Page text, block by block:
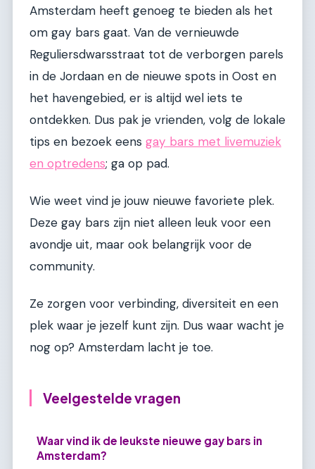
Amsterdam heeft genoeg te bieden als het
om gay bars gaat. Van de vernieuwde
Reguliersdwarsstraat tot de verborgen parels
in de Jordaan en de nieuwe spots in Oost en
het havengebied, er is altijd wel iets te
ontdekken. Dus pak je vrienden, volg de lokale
tips en bezoek eens gay bars met livemuziek
en optredens; ga op pad.
Wie weet vind je jouw nieuwe favoriete plek.
Deze gay bars zijn niet alleen leuk voor een
avondje uit, maar ook belangrijk voor de
community.
Ze zorgen voor verbinding, diversiteit en een
plek waar je jezelf kunt zijn. Dus waar wacht je
nog op? Amsterdam lacht je toe.
Veelgestelde vragen
Waar vind ik de leukste nieuwe gay bars in
Amsterdam?